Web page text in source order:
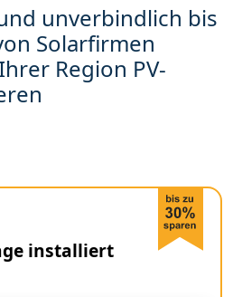
unverbindlich bis
Solarfirmen
Region PV-
installiert